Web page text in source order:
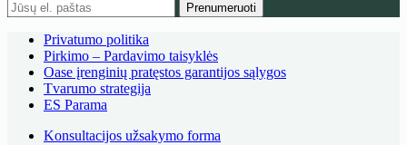
Prenumeruoti
Privatumo politika
Pirkimo – Pardavimo taisyklės
Oase įrenginių pratęstos garantijos sąlygos
Tvarumo strategija
ES Parama
Konsultacijos užsakymo forma